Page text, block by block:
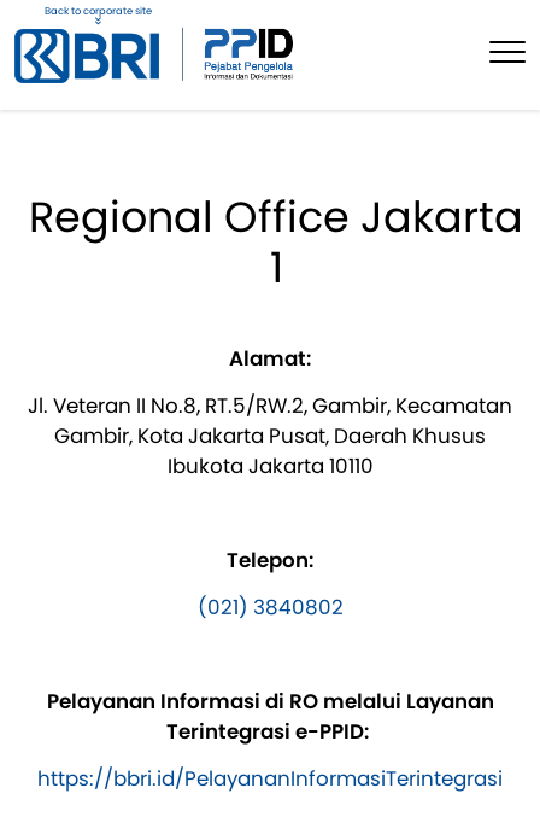
Back to corporate site
Regional Office Jakarta
1
Alamat:
Jl. Veteran II No.8, RT.5/RW.2, Gambir, Kecamatan
Gambir, Kota Jakarta Pusat, Daerah Khusus
Ibukota Jakarta 10110
Telepon:
(021) 3840802
Pelayanan Informasi di RO melalui Layanan
Terintegrasi e-PPID:
https://bbri.id/PelayananInformasiTerintegrasi